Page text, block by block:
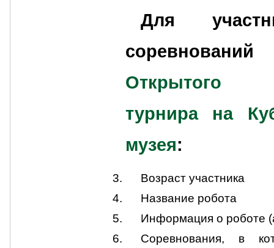
Для
Открытого
турнира на
музея:
Возраст участника
Название робота
Информация о роботе
Соревнования, в